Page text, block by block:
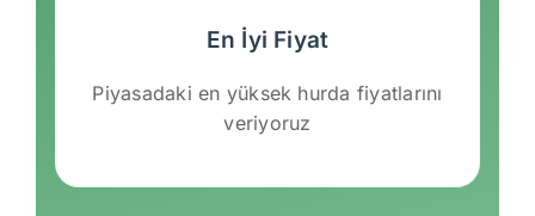
En İyi Fiyat
Piyasadaki en yüksek hurda fiyatlarını
veriyoruz